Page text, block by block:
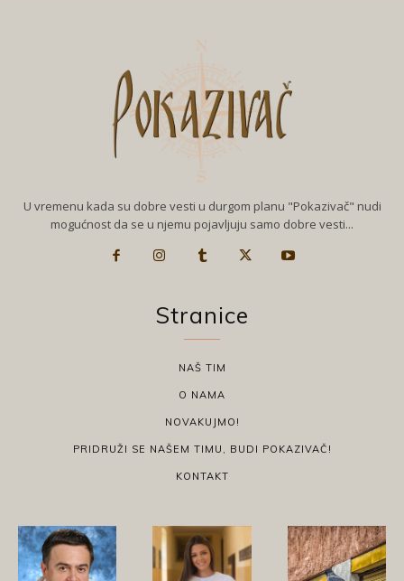
U vremenu kada su dobre vesti u durgom planu "Pokazivač" nudi
mogućnost da se u njemu pojavljuju samo dobre vesti...
Stranice
NAŠ TIM
O NAMA
NOVAKUJMO!
PRIDRUŽI SE NAŠEM TIMU, BUDI POKAZIVAČ!
KONTAKT